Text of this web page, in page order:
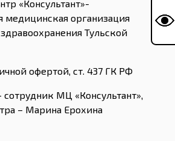
«Консультант»-
медицинская организация
Тульской
офертой, ст. 437 ГК РФ
МЦ «Консультант»,
– Марина Ерохина